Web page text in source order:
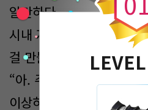
알만하다.
시내 자체가 작은 게 아니
걸 만들다 만 거였으니 당
“아. 주택이나 시내에서
이상하다고 생각했거든요.